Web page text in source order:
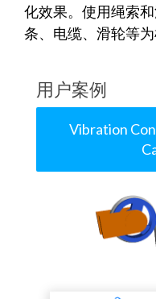
化效果。使用绳索
条、电缆、滑轮等
用户案例
Vibration